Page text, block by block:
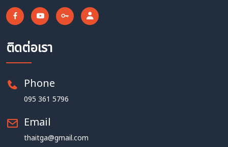
ติดต่อเรา
Phone
095 361 5796
Email
thaitga@gmail.com